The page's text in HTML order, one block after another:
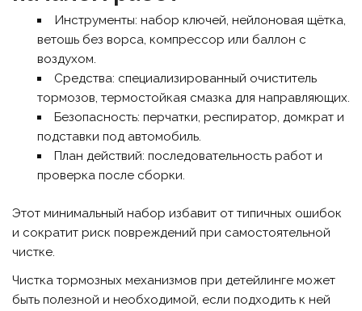
Инструменты: набор ключей, нейлоновая щётка,
ветошь без ворса, компрессор или баллон с
воздухом.
Средства: специализированный очиститель
тормозов, термостойкая смазка для направляющих.
Безопасность: перчатки, респиратор, домкрат и
подставки под автомобиль.
План действий: последовательность работ и
проверка после сборки.
Этот минимальный набор избавит от типичных ошибок
и сократит риск повреждений при самостоятельной
чистке.
Чистка тормозных механизмов при детейлинге может
быть полезной и необходимой, если подходить к ней